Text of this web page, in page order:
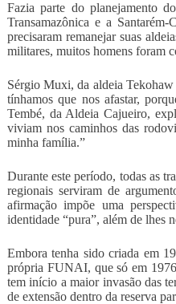
Fazia parte do planejamento
Transamazônica e a
precisaram remanejar suas
militares, muitos homens foram
Sérgio Muxi, da aldeia
tínhamos que nos afastar,
Tembé, da Aldeia Cajueiro,
viviam nos caminhos das
minha família.”
Durante este período, todas as
regionais serviram de
afirmação impõe uma
identidade “pura”, além de lhes
Embora tenha sido criada em
própria FUNAI, que só em
tem início a maior invasão das
de extensão dentro da reserva